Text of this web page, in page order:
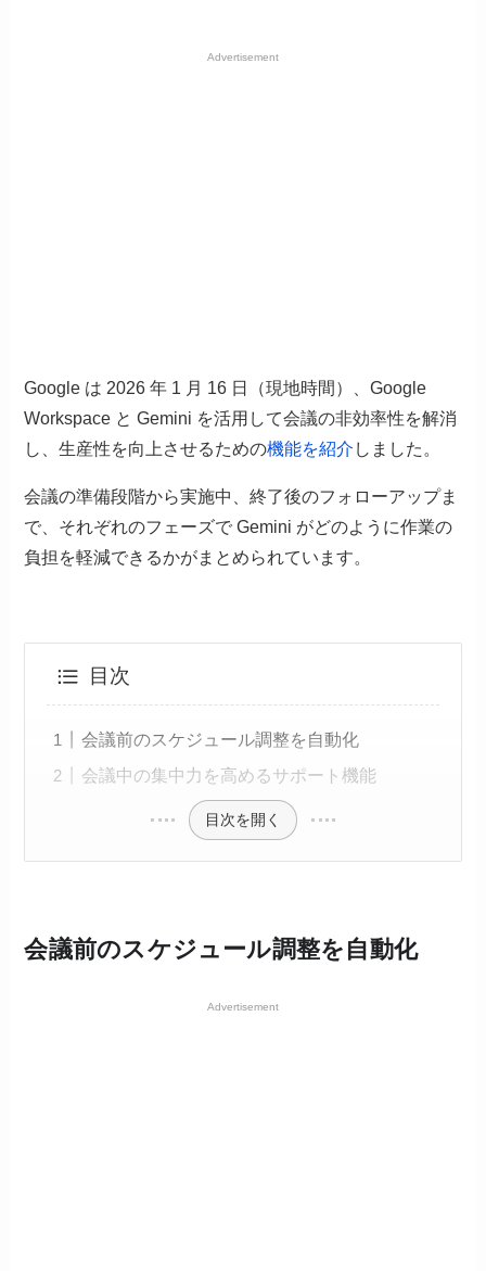
Advertisement
Google は 2026 年 1 月 16 日（現地時間）、Google
Workspace と Gemini を活用して会議の非効率性を解消
し、生産性を向上させるための機能を紹介 しました。
会議の準備段階から実施中、終了後のフォローアップま
で、それぞれのフェーズで Gemini がどのように作業の
負担を軽減できるかがまとめられています。
目次
会議前のスケジュール調整を自動化
会議中の集中力を高めるサポート機能
目次を開く
会議前のスケジュール調整を自動化
Advertisement